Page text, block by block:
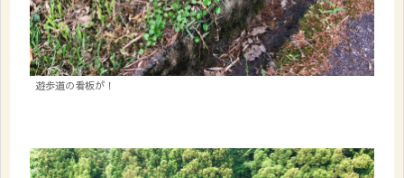
遊歩道の看板が！